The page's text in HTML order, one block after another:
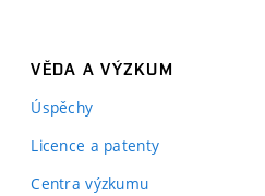
VĚDA A VÝZKUM
Úspěchy
Licence a patenty
Centra výzkumu